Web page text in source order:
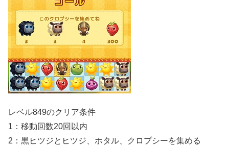
レベル849のクリア条件
1：移動回数20回以内
2：黒ヒツジとヒツジ、ホタル、クロプシーを集める